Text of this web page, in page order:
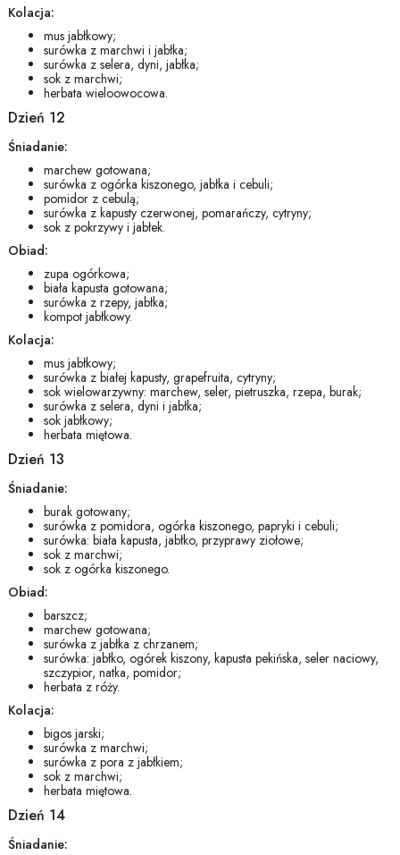
Kolacja:
mus jabłkowy;
surówka z marchwi i jabłka;
surówka z selera, dyni, jabłka;
sok z marchwi;
herbata wieloowocowa.
Dzień 12
Śniadanie:
marchew gotowana;
surówka z ogórka kiszonego, jabłka i cebuli;
pomidor z cebulą;
surówka z kapusty czerwonej, pomarańczy, cytryny;
sok z pokrzywy i jabłek.
Obiad:
zupa ogórkowa;
biała kapusta gotowana;
surówka z rzepy, jabłka;
kompot jabłkowy.
Kolacja:
mus jabłkowy;
surówka z białej kapusty, grapefruita, cytryny;
sok wielowarzywny: marchew, seler, pietruszka, rzepa, burak;
surówka z selera, dyni i jabłka;
sok jabłkowy;
herbata miętowa.
Dzień 13
Śniadanie:
burak gotowany;
surówka z pomidora, ogórka kiszonego, papryki i cebuli;
surówka: biała kapusta, jabłko, przyprawy ziołowe;
sok z marchwi;
sok z ogórka kiszonego.
Obiad:
barszcz;
marchew gotowana;
surówka z jabłka z chrzanem;
surówka: jabłko, ogórek kiszony, kapusta pekińska, seler naciowy,
szczypior, natka, pomidor;
herbata z róży.
Kolacja:
bigos jarski;
surówka z marchwi;
surówka z pora z jabłkiem;
sok z marchwi;
herbata miętowa.
Dzień 14
Śniadanie: